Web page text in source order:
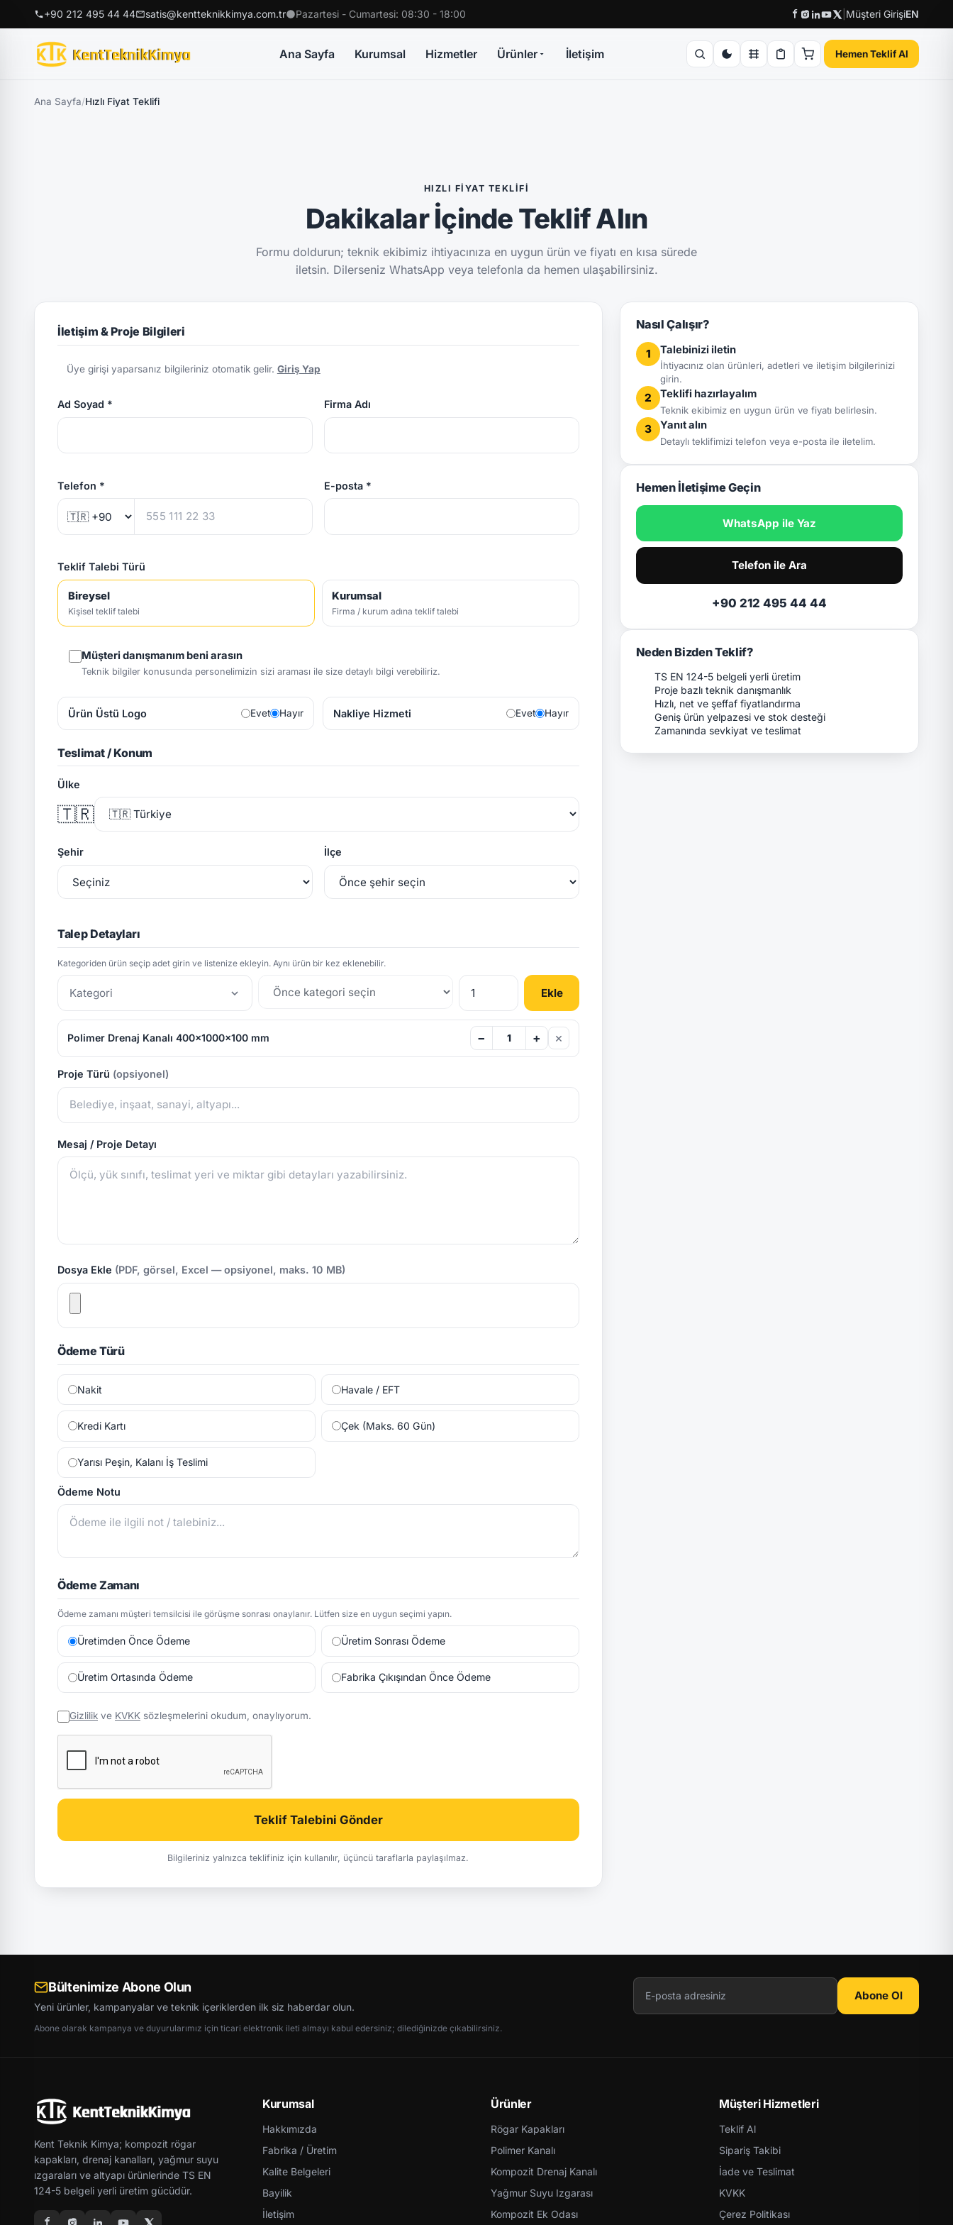
+90 212 495 44 44 satis@kentteknikkimya.com.tr Pazartesi - Cumartesi: 08:30 - 18:00 Müşteri GirişiEN
Ana Sayfa Kurumsal Hizmetler Ürünler İletişim Hemen Teklif Al
Ana Sayfa/Hızlı Fiyat Teklifi
HIZLI FIYAT TEKLIFI
Dakikalar İçinde Teklif Alın
Formu doldurun; teknik ekibimiz ihtiyacınıza en uygun ürün ve fiyatı en kısa sürede
iletsin. Dilerseniz WhatsApp veya telefonla da hemen ulaşabilirsiniz.
İletişim & Proje Bilgileri
Üye girişi yaparsanız bilgileriniz otomatik gelir. Giriş Yap
Ad Soyad * Firma Adı
Telefon * E-posta *
Teklif Talebi Türü
Bireysel
Kişisel teklif talebi
Kurumsal
Firma / kurum adına teklif talebi
Müşteri danışmanım beni arasın
Teknik bilgiler konusunda personelimizin sizi araması ile size detaylı bilgi verebiliriz.
Ürün Üstü Logo Evet Hayır Nakliye Hizmeti Evet Hayır
Teslimat / Konum
Ülke
🇹🇷
Şehir İlçe
Talep Detayları
Kategoriden ürün seçip adet girin ve listenize ekleyin. Aynı ürün bir kez eklenebilir.
Kategori Ekle
Polimer Drenaj Kanalı 400x1000x100 mm − + ×
Proje Türü (opsiyonel)
Mesaj / Proje Detayı
Dosya Ekle (PDF, görsel, Excel — opsiyonel, maks. 10 MB)
Ödeme Türü
Nakit Havale / EFT
Kredi Kartı Çek (Maks. 60 Gün)
Yarısı Peşin, Kalanı İş Teslimi
Ödeme Notu
Ödeme Zamanı
Ödeme zamanı müşteri temsilcisi ile görüşme sonrası onaylanır. Lütfen size en uygun seçimi yapın.
Üretimden Önce Ödeme Üretim Sonrası Ödeme
Üretim Ortasında Ödeme Fabrika Çıkışından Önce Ödeme
Gizlilik ve KVKK sözleşmelerini okudum, onaylıyorum.
Teklif Talebini Gönder
Bilgileriniz yalnızca teklifiniz için kullanılır, üçüncü taraflarla paylaşılmaz.
Nasıl Çalışır?
1 Talebinizi iletin
İhtiyacınız olan ürünleri, adetleri ve iletişim bilgilerinizi
girin.
2 Teklifi hazırlayalım
Teknik ekibimiz en uygun ürün ve fiyatı belirlesin.
3 Yanıt alın
Detaylı teklifimizi telefon veya e-posta ile iletelim.
Hemen İletişime Geçin
WhatsApp ile Yaz
Telefon ile Ara
+90 212 495 44 44
Neden Bizden Teklif?
TS EN 124-5 belgeli yerli üretim
Proje bazlı teknik danışmanlık
Hızlı, net ve şeffaf fiyatlandırma
Geniş ürün yelpazesi ve stok desteği
Zamanında sevkiyat ve teslimat
Bültenimize Abone Olun
Yeni ürünler, kampanyalar ve teknik içeriklerden ilk siz haberdar olun.
Abone Ol
Abone olarak kampanya ve duyurularımız için ticari elektronik ileti almayı kabul edersiniz; dilediğinizde çıkabilirsiniz.
Kent Teknik Kimya; kompozit rögar
kapakları, drenaj kanalları, yağmur suyu
ızgaraları ve altyapı ürünlerinde TS EN
124-5 belgeli yerli üretim gücüdür.
Kurumsal
Hakkımızda
Fabrika / Üretim
Kalite Belgeleri
Bayilik
İletişim
Ürünler
Rögar Kapakları
Polimer Kanalı
Kompozit Drenaj Kanalı
Yağmur Suyu Izgarası
Kompozit Ek Odası
Müşteri Hizmetleri
Teklif Al
Sipariş Takibi
İade ve Teslimat
KVKK
Çerez Politikası